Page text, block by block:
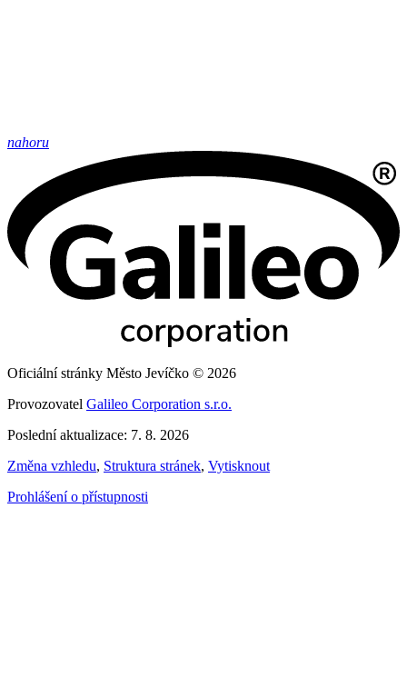
nahoru
Oficiální stránky Město Jevíčko © 2026
Provozovatel Galileo Corporation s.r.o.
Poslední aktualizace: 7. 8. 2026
Změna vzhledu, Struktura stránek, Vytisknout
Prohlášení o přístupnosti